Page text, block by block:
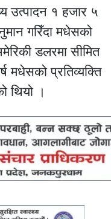
उत्पादन १ हजार ५
गरिँदा मधेसको
डलरमा सीमित
मधेसको प्रतिव्यक्ति
थियो ।